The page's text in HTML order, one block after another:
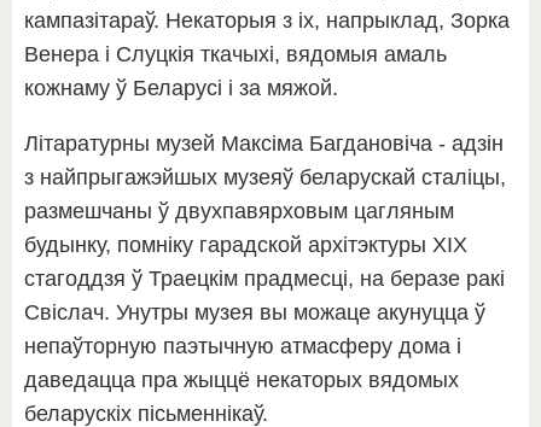
кампазітараў. Некаторыя з іх, напрыклад, Зорка
Венера і Слуцкія ткачыхі, вядомыя амаль
кожнаму ў Беларусі і за мяжой.
Літаратурны музей Максіма Багдановіча - адзін
з найпрыгажэйшых музеяў беларускай сталіцы,
размешчаны ў двухпавярховым цагляным
будынку, помніку гарадской архітэктуры XIX
стагоддзя ў Траецкім прадмесці, на беразе ракі
Свіслач. Унутры музея вы можаце акунуцца ў
непаўторную паэтычную атмасферу дома і
даведацца пра жыццё некаторых вядомых
беларускіх пісьменнікаў.